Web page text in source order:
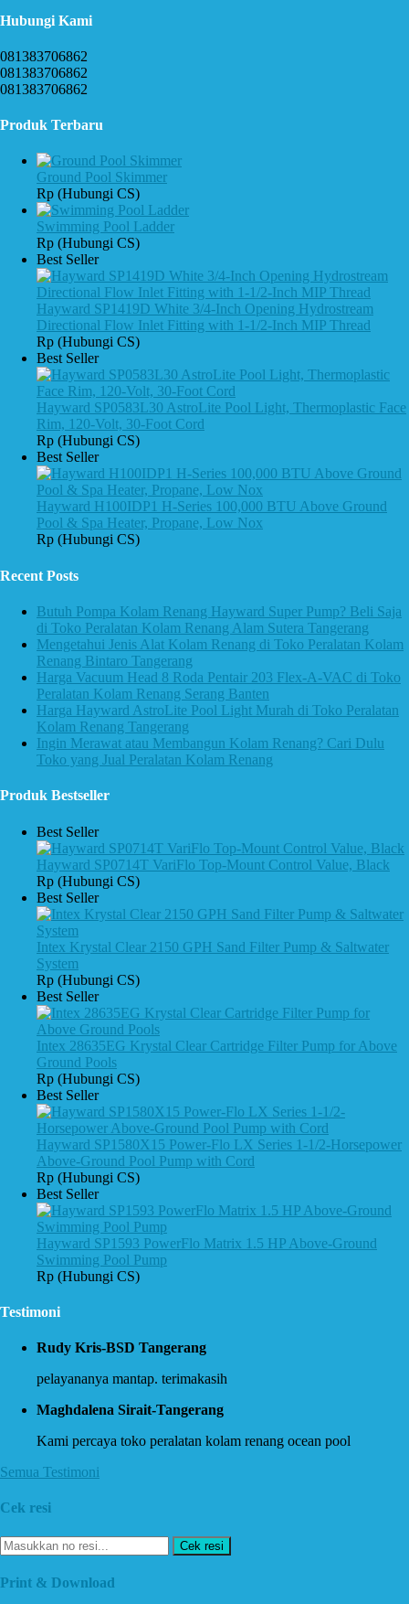
Hubungi Kami
081383706862
081383706862
081383706862
Produk Terbaru
Ground Pool Skimmer
Rp (Hubungi CS)
Swimming Pool Ladder
Rp (Hubungi CS)
Best Seller
Hayward SP1419D White 3/4-Inch Opening Hydrostream
Directional Flow Inlet Fitting with 1-1/2-Inch MIP Thread
Rp (Hubungi CS)
Best Seller
Hayward SP0583L30 AstroLite Pool Light, Thermoplastic Face
Rim, 120-Volt, 30-Foot Cord
Rp (Hubungi CS)
Best Seller
Hayward H100IDP1 H-Series 100,000 BTU Above Ground
Pool & Spa Heater, Propane, Low Nox
Rp (Hubungi CS)
Recent Posts
Butuh Pompa Kolam Renang Hayward Super Pump? Beli Saja
di Toko Peralatan Kolam Renang Alam Sutera Tangerang
Mengetahui Jenis Alat Kolam Renang di Toko Peralatan Kolam
Renang Bintaro Tangerang
Harga Vacuum Head 8 Roda Pentair 203 Flex-A-VAC di Toko
Peralatan Kolam Renang Serang Banten
Harga Hayward AstroLite Pool Light Murah di Toko Peralatan
Kolam Renang Tangerang
Ingin Merawat atau Membangun Kolam Renang? Cari Dulu
Toko yang Jual Peralatan Kolam Renang
Produk Bestseller
Best Seller
Hayward SP0714T VariFlo Top-Mount Control Value, Black
Rp (Hubungi CS)
Best Seller
Intex Krystal Clear 2150 GPH Sand Filter Pump & Saltwater
System
Rp (Hubungi CS)
Best Seller
Intex 28635EG Krystal Clear Cartridge Filter Pump for Above
Ground Pools
Rp (Hubungi CS)
Best Seller
Hayward SP1580X15 Power-Flo LX Series 1-1/2-Horsepower
Above-Ground Pool Pump with Cord
Rp (Hubungi CS)
Best Seller
Hayward SP1593 PowerFlo Matrix 1.5 HP Above-Ground
Swimming Pool Pump
Rp (Hubungi CS)
Testimoni
Rudy Kris-BSD Tangerang
pelayananya mantap. terimakasih
Maghdalena Sirait-Tangerang
Kami percaya toko peralatan kolam renang ocean pool
Semua Testimoni
Cek resi
Cek resi
Print & Download